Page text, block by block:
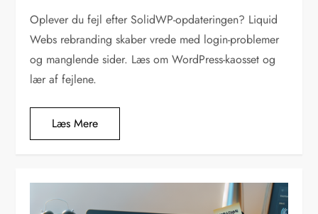
Oplever du fejl efter SolidWP-opdateringen? Liquid
Webs rebranding skaber vrede med login-problemer
og manglende sider. Læs om WordPress-kaosset og
lær af fejlene.
Læs Mere